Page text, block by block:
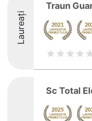
Laureați
Traun
Sc Total